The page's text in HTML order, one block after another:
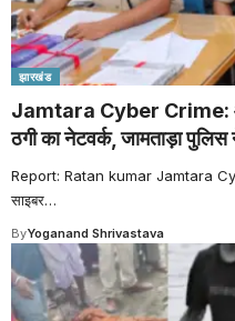
झारखंड
Jamtara Cyber Crime:
ठगी का नेटवर्क, जामताड़ा पुलिस
Report: Ratan kumar Jamtara
साइबर…
ByYoganand Shrivastava